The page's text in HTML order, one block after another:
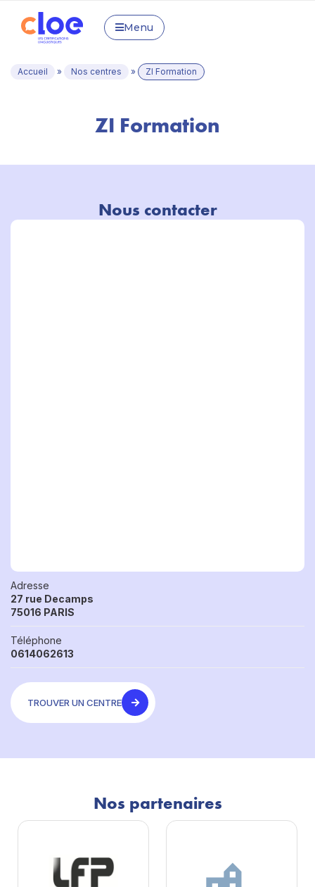
Menu
Accueil » Nos centres » ZI Formation
ZI Formation
Nous contacter
Adresse
27 rue Decamps
75016 PARIS
Téléphone
0614062613
TROUVER UN CENTRE
Nos partenaires